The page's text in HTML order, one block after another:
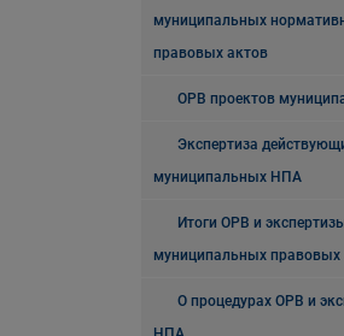
муниципальных
правовых актов
ОРВ проектов
Экспертиза
муниципальных НПА
Итоги ОРВ и
муниципальных правовых
О процедурах ОРВ и